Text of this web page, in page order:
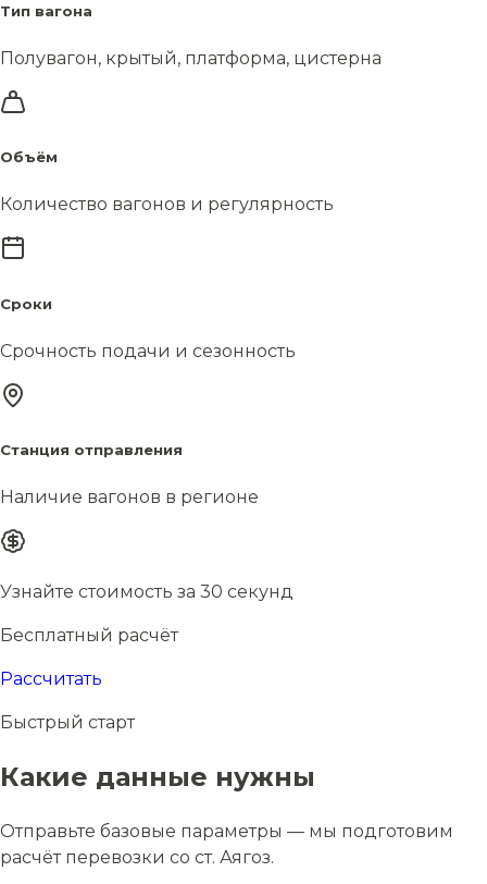
Тип вагона
Полувагон, крытый, платформа, цистерна
Объём
Количество вагонов и регулярность
Сроки
Срочность подачи и сезонность
Станция отправления
Наличие вагонов в регионе
Узнайте стоимость за 30 секунд
Бесплатный расчёт
Рассчитать
Быстрый старт
Какие данные нужны
Отправьте базовые параметры — мы подготовим
расчёт перевозки со ст. Аягоз.